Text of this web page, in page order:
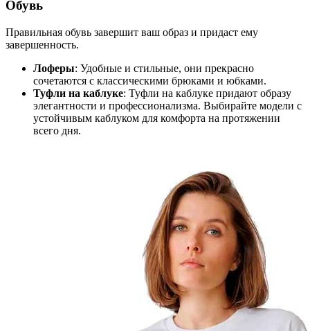
Обувь
Правильная обувь завершит ваш образ и придаст ему
завершенность.
Лоферы: Удобные и стильные, они прекрасно
сочетаются с классическими брюками и юбками.
Туфли на каблуке: Туфли на каблуке придают образу
элегантности и профессионализма. Выбирайте модели с
устойчивым каблуком для комфорта на протяжении
всего дня.